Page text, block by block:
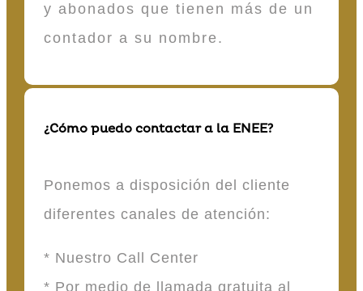
y abonados que tienen más de un
contador a su nombre.
¿Cómo puedo contactar a la ENEE?
Ponemos a disposición del cliente
diferentes canales de atención:
* Nuestro Call Center
* Por medio de llamada gratuita al